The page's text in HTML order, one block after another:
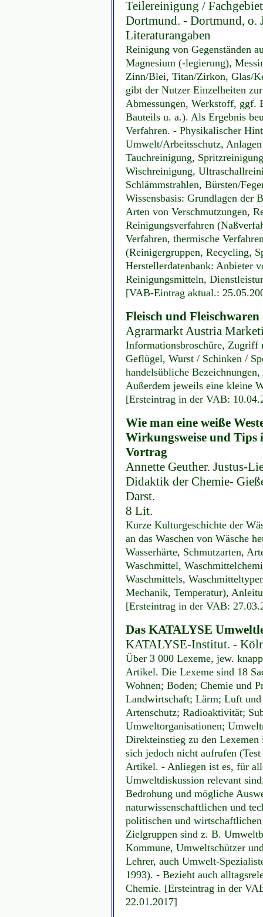
Teilereinigung /
Dortmund. - Dortmund, o.
Literaturangaben
Reinigung von Gegenständen
Magnesium (-legierung),
Zinn/Blei, Titan/Zirkon, Glas/
gibt der Nutzer Einzelheiten
Abmessungen, Werkstoff, ggf.
Bauteils u. a.). Als Ergebnis
Verfahren. - Physikalischer
Umwelt/Arbeitsschutz,
Tauchreinigung,
Wischreinigung,
Schlämmstrahlen, Bürsten/
Wissensbasis: Grundlagen der
Arten von Verschmutzungen,
Reinigungsverfahren
Verfahren, thermische
(Reinigergruppen, Recycling,
Herstellerdatenbank: Anbieter
Reinigungsmitteln,
[VAB-Eintrag aktual.:
Fleisch und Fleischwaren
Agrarmarkt Austria
Informationsbroschüre,
Geflügel, Wurst / Schinken /
handelsübliche
Außerdem jeweils eine kleine
[Ersteintrag in der VAB:
Wie man eine weiße
Wirkungsweise und
Vortrag
Annette Geuther. Justus-
Didaktik der Chemie-
Darst.
8 Lit.
Kurze Kulturgeschichte der
an das Waschen von Wäsche
Wasserhärte, Schmutzarten,
Waschmittel,
Waschmittels,
Mechanik, Temperatur),
[Ersteintrag in der VAB:
Das KATALYSE
KATALYSE-Institut. -
Über 3 000 Lexeme, jew.
Artikel. Die Lexeme sind 18
Wohnen; Boden; Chemie und
Landwirtschaft; Lärm; Luft
Artenschutz; Radioaktivität;
Umweltorganisationen;
Direkteinstieg zu den Lexemen
sich jedoch nicht aufrufen
Artikel. - Anliegen ist es, für
Umweltdiskussion relevant
Bedrohung und mögliche
naturwissenschaftlichen und
politischen und
Zielgruppen sind z. B.
Kommune, Umweltschützer
Lehrer, auch Umwelt-
1993). - Bezieht auch
Chemie. [Ersteintrag in der
22.01.2017]